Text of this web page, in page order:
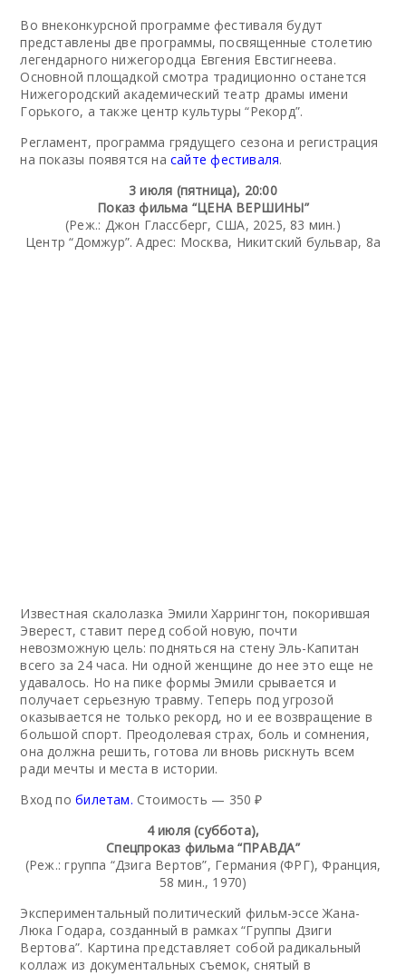
Во внеконкурсной программе фестиваля будут
представлены две программы, посвященные столетию
легендарного нижегородца Евгения Евстигнеева.
Основной площадкой смотра традиционно останется
Нижегородский академический театр драмы имени
Горького, а также центр культуры “Рекорд”.
Регламент, программа грядущего сезона и регистрация
на показы появятся насайте фестиваля.
3 июля (пятница), 20:00
Показ фильма “ЦЕНА ВЕРШИНЫ”
(Реж.: Джон Глассберг, США, 2025, 83 мин.)
Центр “Домжур”. Адрес: Москва, Никитский бульвар, 8а
Известная скалолазка Эмили Харрингтон, покорившая
Эверест, ставит перед собой новую, почти
невозможную цель: подняться на стену Эль-Капитан
всего за 24 часа. Ни одной женщине до нее это еще не
удавалось. Но на пике формы Эмили срывается и
получает серьезную травму. Теперь под угрозой
оказывается не только рекорд, но и ее возвращение в
большой спорт. Преодолевая страх, боль и сомнения,
она должна решить, готова ли вновь рискнуть всем
ради мечты и места в истории.
Вход побилетам. Стоимость — 350 ₽
4 июля (суббота),
Спецпроказ фильма “ПРАВДА”
(Реж.: группа “Дзига Вертов”, Германия (ФРГ), Франция,
58 мин., 1970)
Экспериментальный политический фильм-эссе Жана-
Люка Годара, созданный в рамках “Группы Дзиги
Вертова”. Картина представляет собой радикальный
коллаж из документальных съемок, снятый в